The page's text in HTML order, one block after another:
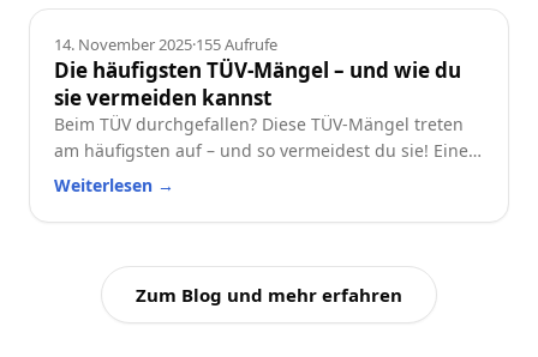
Ratgeber
14. November 2025·155Aufrufe
Die häufigsten TÜV-Mängel – und wie du
sie vermeiden kannst
Beim TÜV durchgefallen? Diese TÜV-Mängel treten
am häufigsten auf – und so vermeidest du sie! Eine
praktische Checkliste für alle Autofahrer.
Weiterlesen →
Zum Blog und mehr erfahren